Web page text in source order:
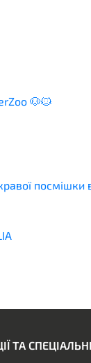
🐶🐱
посмішки
ТА